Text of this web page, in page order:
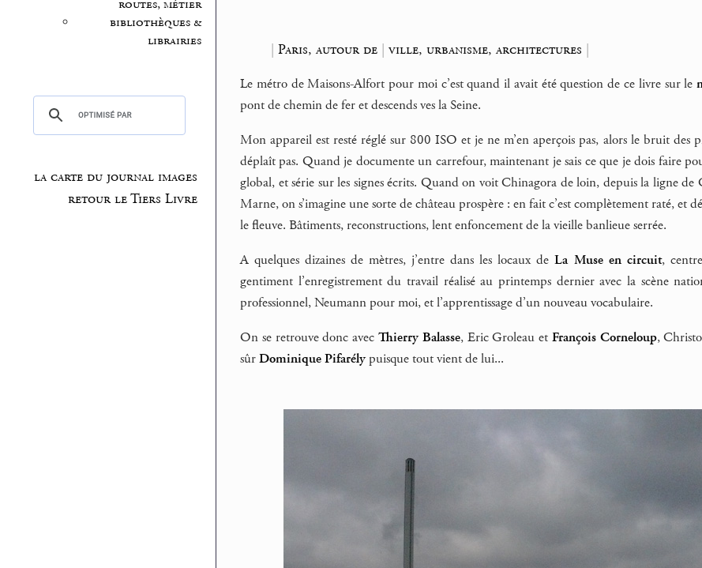
routes, métier
bibliothèques &
librairies
la carte du journal images
retour le Tiers Livre
|Paris, autour de |ville, urbanisme, architectures |
Le métro de Maisons-Alfort pour moi c’est quand il avait été question de ce livre sur le
pont de chemin de fer et descends ves la Seine.
Mon appareil est resté réglé sur 800 ISO et je ne m’en aperçois pas, alors le bruit des
déplaît pas. Quand je documente un carrefour, maintenant je sais ce que je dois faire
global, et série sur les signes écrits. Quand on voit Chinagora de loin, depuis la ligne
Marne, on s’imagine une sorte de château prospère : en fait c’est complètement raté, et
le fleuve. Bâtiments, reconstructions, lent enfoncement de la vieille banlieue serrée.
A quelques dizaines de mètres, j’entre dans les locaux deLa Muse en circuit,
gentiment l’enregistrement du travail réalisé au printemps dernier avec la scène
professionnel, Neumann pour moi, et l’apprentissage d’un nouveau vocabulaire.
On se retrouve donc avec Thierry Balasse, Eric Groleau et François Corneloup,
sûrDominique Pifarélypuisque tout vient de lui...